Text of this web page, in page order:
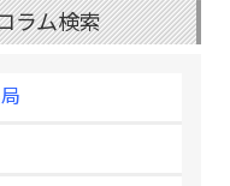
ラム検索